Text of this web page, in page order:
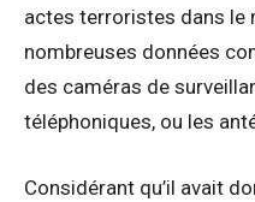
actes terroristes dans le
nombreuses données
des caméras de
téléphoniques, ou les
Considérant qu’il avait